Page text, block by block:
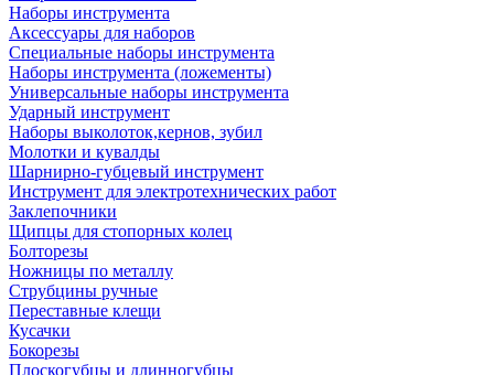
Наборы инструмента
Аксессуары для наборов
Специальные наборы инструмента
Наборы инструмента (ложементы)
Универсальные наборы инструмента
Ударный инструмент
Наборы выколоток,кернов, зубил
Молотки и кувалды
Шарнирно-губцевый инструмент
Инструмент для электротехнических работ
Заклепочники
Щипцы для стопорных колец
Болторезы
Ножницы по металлу
Струбцины ручные
Переставные клещи
Кусачки
Бокорезы
Плоскогубцы и длинногубцы